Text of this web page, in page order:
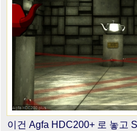
이건 Agfa HDC200+ 로 놓고